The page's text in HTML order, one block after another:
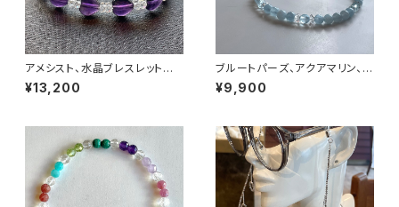
アメシスト、水晶ブレスレット N
o.15457
¥13,200
ブルートパーズ、アクアマリン、水
晶ブレスレット No.15430
¥9,900